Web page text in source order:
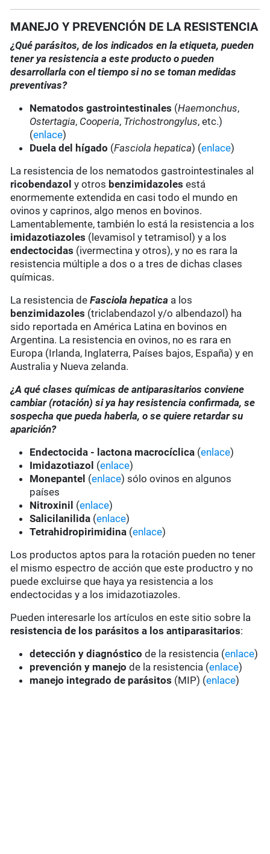
MANEJO Y PREVENCIÓN DE LA RESISTENCIA
¿Qué parásitos, de los indicados en la etiqueta, pueden
tener ya resistencia a este producto o pueden
desarrollarla con el tiempo si no se toman medidas
preventivas?
Nematodos gastrointestinales (Haemonchus,
Ostertagia, Cooperia, Trichostrongylus, etc.)
(enlace)
Duela del hígado (Fasciola hepatica) (enlace)
La resistencia de los nematodos gastrointestinales al
ricobendazoly otros benzimidazoles está
enormemente extendida en casi todo el mundo en
ovinos y caprinos, algo menos en bovinos.
Lamentablemente, también lo está la resistencia a los
imidazotiazoles (levamisol y tetramisol) y a los
endectocidas (ivermectina y otros), y no es rara la
resistencia múltiple a dos o a tres de dichas clases
químicas.
La resistencia deFasciola hepatica a los
benzimidazoles (triclabendazol y/o albendazol) ha
sido reportada en América Latina en bovinos en
Argentina. La resistencia en ovinos, no es rara en
Europa (Irlanda, Inglaterra, Países bajos, España) y en
Australia y Nueva zelanda.
¿A qué clases químicas de antiparasitarios conviene
cambiar (rotación) si ya hay resistencia confirmada, se
sospecha que pueda haberla, o se quiere retardar su
aparición?
Endectocida - lactona macrocíclica (enlace)
Imidazotiazol (enlace)
Monepantel (enlace) sólo ovinos en algunos
países
Nitroxinil (enlace)
Salicilanilida (enlace)
Tetrahidropirimidina (enlace)
Los productos aptos para la rotación pueden no tener
el mismo espectro de acción que este productro y no
puede excluirse que haya ya resistencia a los
endectocidas y a los imidazotiazoles.
Pueden interesarle los artículos en este sitio sobre la
resistencia de los parásitos a los antiparasitarios:
detección y diagnóstico de la resistencia (enlace)
prevención y manejo de la resistencia (enlace)
manejo integrado de parásitos (MIP) (enlace)